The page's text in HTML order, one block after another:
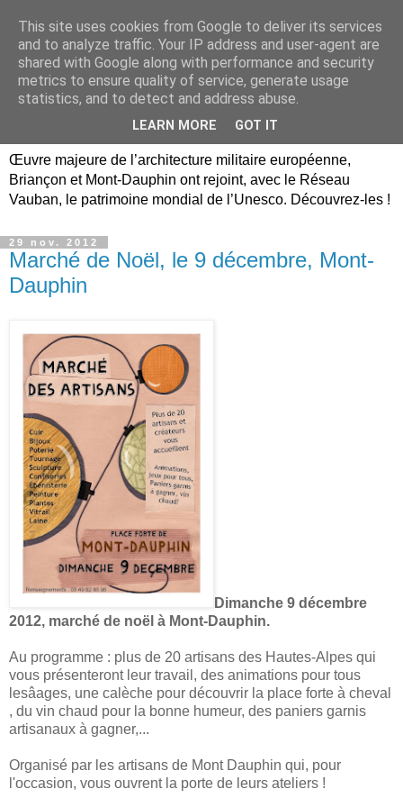
Briançon, Mont-Dauphin,
Vauban Unesco Hautes-
Œuvre majeure de l’architecture militaire européenne,
Briançon et Mont-Dauphin ont rejoint, avec le Réseau
Vauban, le patrimoine mondial de l’Unesco. Découvrez-les !
29 nov. 2012
Marché de Noël, le 9 décembre, Mont-
Dauphin
Dimanche 9 décembre
2012, marché de noël à Mont-Dauphin.
Au programme : plus de 20 artisans des Hautes-Alpes qui
vous présenteront leur travail, des animations pour tous
lesâages, une calèche pour découvrir la place forte à cheval
, du vin chaud pour la bonne humeur, des paniers garnis
artisanaux à gagner,...
Organisé par les artisans de Mont Dauphin qui, pour
l'occasion, vous ouvrent la porte de leurs ateliers !
This site uses cookies from Google to deliver its services
and to analyze traffic. Your IP address and user-agent are
shared with Google along with performance and security
metrics to ensure quality of service, generate usage
statistics, and to detect and address abuse.
LEARN MORE GOT IT